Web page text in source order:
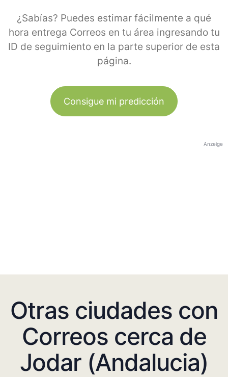
¿Sabías? Puedes estimar fácilmente a qué
hora entrega Correos en tu área ingresando tu
ID de seguimiento en la parte superior de esta
página.
Consigue mi predicción
Anzeige
Otras ciudades con
Correos cerca de
Jodar (Andalucia)